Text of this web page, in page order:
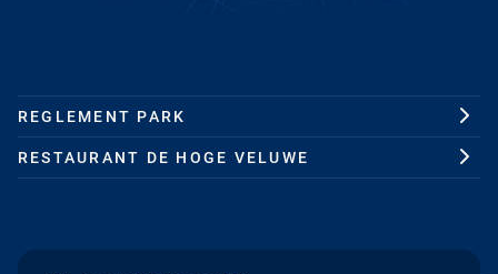
REGLEMENT PARK
RESTAURANT DE HOGE VELUWE